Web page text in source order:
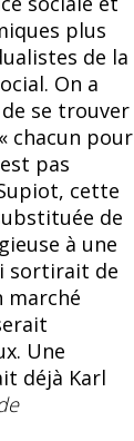
plus
de la
On a
se trouver
chacun pour
pas
cette
de
à une
sortirait de
marché
Une
déjà Karl